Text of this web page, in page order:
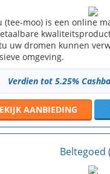
(tee-moo) is een online
uw dromen kunnen
omgeving.
Verdien tot 5.25%
AANBIEDING
Beltegoed